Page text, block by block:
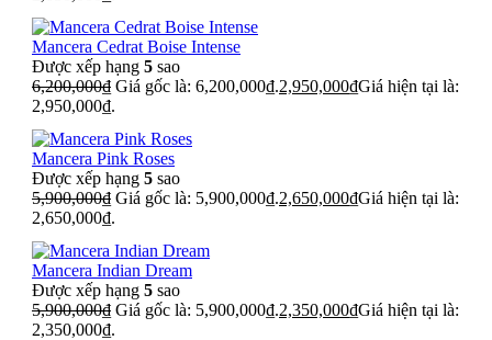
Mancera Cedrat Boise Intense
Được xếp hạng 5 sao
6,200,000₫ Giá gốc là: 6,200,000₫.2,950,000₫Giá hiện tại là:
2,950,000₫.
Mancera Pink Roses
Được xếp hạng 5 sao
5,900,000₫ Giá gốc là: 5,900,000₫.2,650,000₫Giá hiện tại là:
2,650,000₫.
Mancera Indian Dream
Được xếp hạng 5 sao
5,900,000₫ Giá gốc là: 5,900,000₫.2,350,000₫Giá hiện tại là:
2,350,000₫.